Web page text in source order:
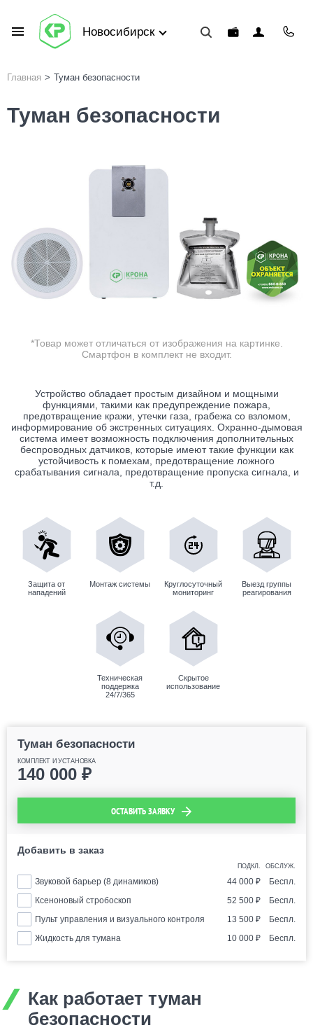
Новосибирск
Главная > Туман безопасности
Туман безопасности
*Товар может отличаться от изображения на картинке.
Смартфон в комплект не входит.
Устройство обладает простым дизайном и мощными
функциями, такими как предупреждение пожара,
предотвращение кражи, утечки газа, грабежа со взломом,
информирование об экстренных ситуациях. Охранно-дымовая
система имеет возможность подключения дополнительных
беспроводных датчиков, которые имеют такие функции как
устойчивость к помехам, предотвращение ложного
срабатывания сигнала, предотвращение пропуска сигнала, и
т.д.
Защита от
нападений
Монтаж системы
Круглосуточный
мониторинг
Выезд группы
реагирования
Техническая
поддержка
24/7/365
Скрытое
использование
Туман безопасности
КОМПЛЕКТ И УСТАНОВКА
140 000 ₽
ОСТАВИТЬ ЗАЯВКУ
Добавить в заказ
ПОДКЛ. ОБСЛУЖ.
Звуковой барьер (8 динамиков) 44 000 ₽
Беспл.
Ксеноновый стробоскоп
52 500 ₽
Беспл.
Пульт управления и визуального контроля
13 500 ₽
Беспл.
Жидкость для тумана
10 000 ₽ Беспл.
Как работает туман
безопасности